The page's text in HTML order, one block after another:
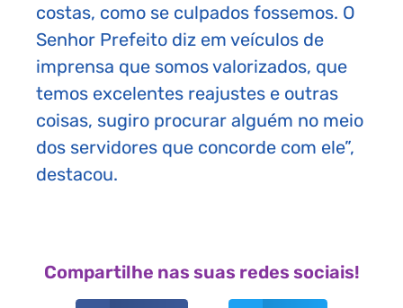
costas, como se culpados fossemos. O
Senhor Prefeito diz em veículos de
imprensa que somos valorizados, que
temos excelentes reajustes e outras
coisas, sugiro procurar alguém no meio
dos servidores que concorde com ele”,
destacou.
Compartilhe nas suas redes sociais!